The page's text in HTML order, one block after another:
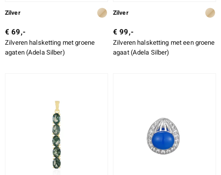
Zilver
€ 69,-
Zilveren halsketting met groene
agaten (Adela Silber)
Zilver
€ 99,-
Zilveren halsketting met een groene
agaat (Adela Silber)